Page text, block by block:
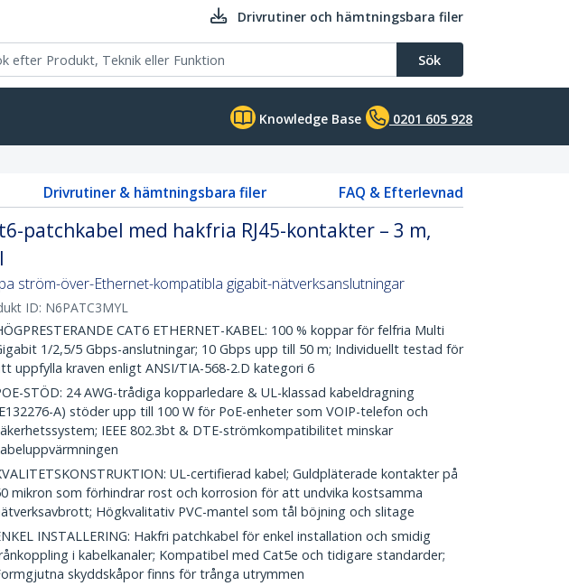
Drivrutiner och hämtningsbara filer
Sök
Knowledge Base 0201 605 928
Drivrutiner & hämtningsbara filer FAQ & Efterlevnad
patchkabel med hakfria RJ45-kontakter – 3 m,
ström-över-Ethernet-kompatibla gigabit-nätverksanslutningar
ID: N6PATC3MYL
CAT6 ETHERNET-KABEL: 100 % koppar för felfria Multi
1/2,5/5 Gbps-anslutningar; 10 Gbps upp till 50 m; Individuellt testad för
uppfylla kraven enligt ANSI/TIA-568-2.D kategori 6
STÖD: 24 AWG-trådiga kopparledare & UL-klassad kabeldragning
A) stöder upp till 100 W för PoE-enheter som VOIP-telefon och
IEEE 802.3bt & DTE-strömkompatibilitet minskar
UL-certifierad kabel; Guldpläterade kontakter på
mikron som förhindrar rost och korrosion för att undvika kostsamma
Högkvalitativ PVC-mantel som tål böjning och slitage
INSTALLERING: Hakfri patchkabel för enkel installation och smidig
i kabelkanaler; Kompatibel med Cat5e och tidigare standarder;
skyddskåpor finns för trånga utrymmen